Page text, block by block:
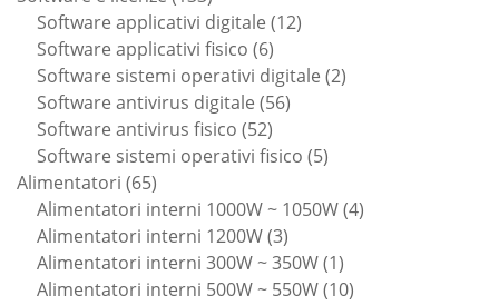
prodotti
Software applicativi digitale 1212
Software applicativi fisico 66
prodotti
Software sistemi operativi digitale 22
Software antivirus digitale 5656
Software antivirus fisico 5252
prodotti
Software sistemi operativi fisico 55
Alimentatori 6565
prodotti
Alimentatori interni 1000W ~ 1050W 44
Alimentatori interni 1200W 33
prodotti
Alimentatori interni 300W ~ 350W 11
prodotto
Alimentatori interni 500W ~ 550W 1010